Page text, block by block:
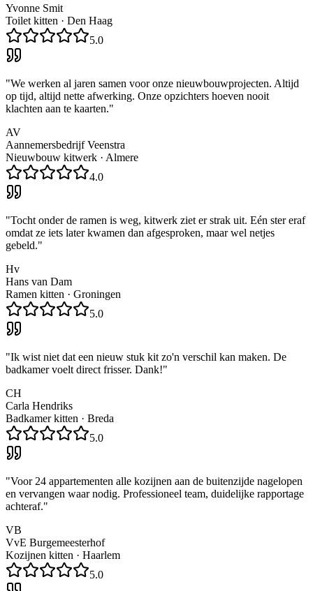
Yvonne Smit
Toilet kitten · Den Haag
5.0
"We werken al jaren samen voor onze nieuwbouwprojecten. Altijd
op tijd, altijd nette afwerking. Onze opzichters hoeven nooit
klachten aan te kaarten."
AV
Aannemersbedrijf Veenstra
Nieuwbouw kitwerk · Almere
4.0
"Tocht onder de ramen is weg, kitwerk ziet er strak uit. Eén ster eraf
omdat ze iets later kwamen dan afgesproken, maar wel netjes
gebeld."
Hv
Hans van Dam
Ramen kitten · Groningen
5.0
"Ik wist niet dat een nieuw stuk kit zo'n verschil kan maken. De
badkamer voelt direct frisser. Dank!"
CH
Carla Hendriks
Badkamer kitten · Breda
5.0
"Voor 24 appartementen alle kozijnen aan de buitenzijde nagelopen
en vervangen waar nodig. Professioneel team, duidelijke rapportage
achteraf."
VB
VvE Burgemeesterhof
Kozijnen kitten · Haarlem
5.0